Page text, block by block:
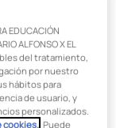
casos,
oportunidad de
afectan a
Desde
globales,
este campo
EDUCACIÓN
ALFONSO X EL
del tratamiento,
por nuestro
hábitos para
de usuario, y
personalizados.
cookies. . Puede